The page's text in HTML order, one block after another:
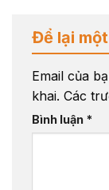
Để lại
Email của
khai. Các
Bình luận *